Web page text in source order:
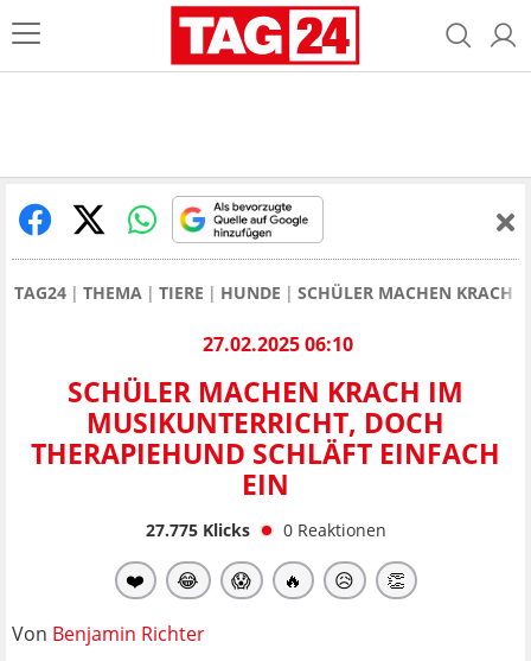
TAG24 THEMA TIERE HUNDE SCHÜLER MACHEN KRACH
27.02.2025 06:10
SCHÜLER MACHEN KRACH IM
MUSIKUNTERRICHT, DOCH
THERAPIEHUND SCHLÄFT EINFACH
EIN
27.775Klicks 0 Reaktionen
❤️ 😂 😱 🔥 😥 👏
Von Benjamin Richter